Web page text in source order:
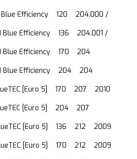
Blue Efficiency 120 204.000 /
Blue Efficiency 136 204.001 /
Blue Efficiency 170 204
Blue Efficiency 204 204
BlueTEC [Euro 5] 170 207 2010
[Euro 5] 204 207
BlueTEC [Euro 5] 136 212 2009
BlueTEC [Euro 5] 170 212 2009